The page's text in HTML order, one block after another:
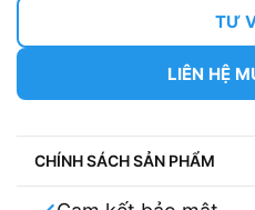
TƯ
LIÊN HỆ
CHÍNH SÁCH SẢN PHẨM